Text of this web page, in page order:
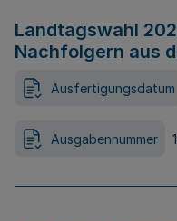
Landtagswahl
Nachfolgern aus
Ausfertigungsdatum
Ausgabennummer